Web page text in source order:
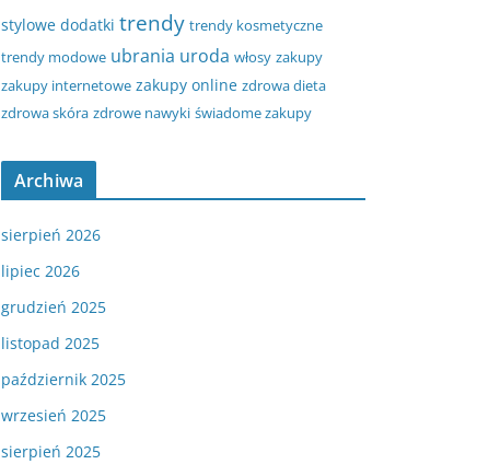
stylowe dodatki trendy trendy kosmetyczne
trendy modowe ubrania uroda włosy zakupy
zakupy internetowe zakupy online zdrowa dieta
zdrowa skóra zdrowe nawyki świadome zakupy
Archiwa
sierpień 2026
lipiec 2026
grudzień 2025
listopad 2025
październik 2025
wrzesień 2025
sierpień 2025